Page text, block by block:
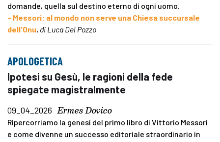
domande, quella sul destino eterno di ogni uomo.
- Messori: al mondo non serve una Chiesa succursale
dell'Onu, di Luca Del Pozzo
APOLOGETICA
Ipotesi su Gesù, le ragioni della fede
spiegate magistralmente
09_04_2026 Ermes Dovico
Ripercorriamo la genesi del primo libro di Vittorio Messori
e come divenne un successo editoriale straordinario in